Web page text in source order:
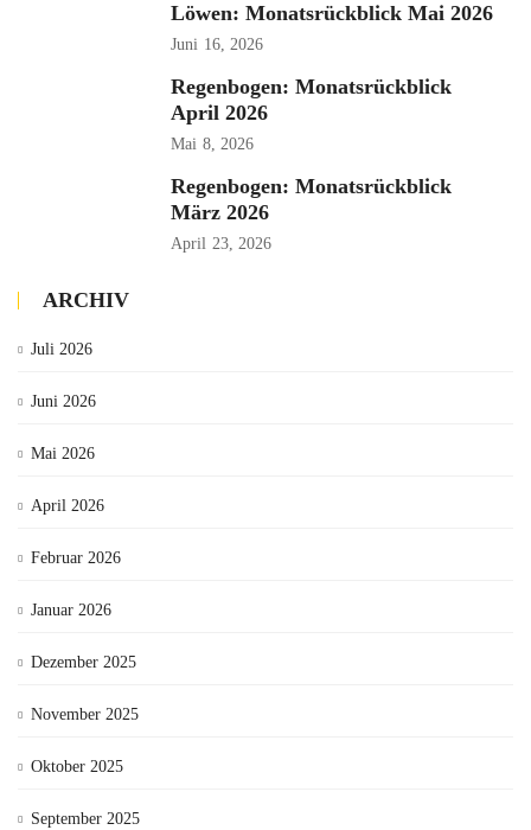
Löwen: Monatsrückblick Mai 2026
Juni 16, 2026
Regenbogen: Monatsrückblick
April 2026
Mai 8, 2026
Regenbogen: Monatsrückblick
März 2026
April 23, 2026
ARCHIV
Juli 2026
Juni 2026
Mai 2026
April 2026
Februar 2026
Januar 2026
Dezember 2025
November 2025
Oktober 2025
September 2025